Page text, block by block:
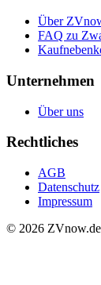
Über
FAQ zu
Unternehmen
Über uns
Rechtliches
AGB
Datenschutz
Impressum
© 2026